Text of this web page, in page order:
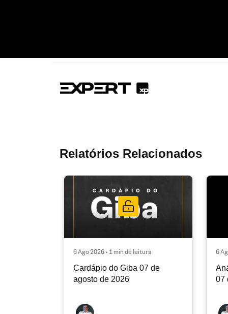
Relatórios Relacionados
6 Ago 2026 • 1 min de leitura
Cardápio do Giba 07 de
agosto de 2026
6
07